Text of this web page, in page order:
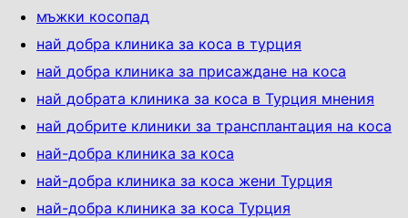
мъжки косопад
най добра клиника за коса в турция
най добра клиника за присаждане на коса
най добрата клиника за коса в Турция мнения
най добрите клиники за трансплантация на коса
най-добра клиника за коса
най-добра клиника за коса жени Турция
най-добра клиника за коса Турция